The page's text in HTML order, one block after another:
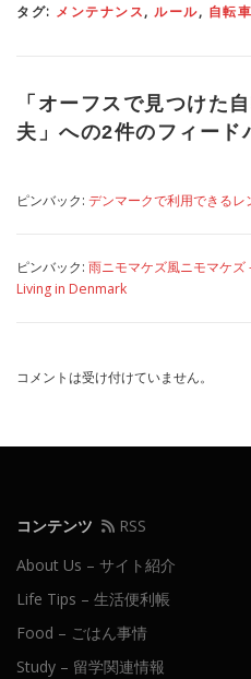
タグ: メンテナンス, ルール, 自転車
「 オーフスで見つけた
夫 」への2件のフィード
ピンバック: デンマークで利用できるレ
ピンバック: 雨ニモマケズ風ニモマケ
Living in Denmark
コメントは受け付けていません。
コンテンツ
RSS
About Us – サイト紹介
Life Tips – 生活便利帳
Food – ごはん事情
Study – 留学関連情報